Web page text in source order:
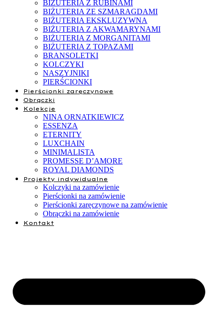
BIŻUTERIA Z RUBINAMI
BIŻUTERIA ZE SZMARAGDAMI
BIŻUTERIA EKSKLUZYWNA
BIŻUTERIA Z AKWAMARYNAMI
BIŻUTERIA Z MORGANITAMI
BIŻUTERIA Z TOPAZAMI
BRANSOLETKI
KOLCZYKI
NASZYJNIKI
PIERŚCIONKI
Pierścionki zaręczynowe
Obrączki
Kolekcje
NINA ORNATKIEWICZ
ESSENZA
ETERNITY
LUXCHAIN
MINIMALISTA
PROMESSE D’AMORE
ROYAL DIAMONDS
Projekty indywidualne
Kolczyki na zamówienie
Pierścionki na zamówienie
Pierścionki zaręczynowe na zamówienie
Obrączki na zamówienie
Kontakt